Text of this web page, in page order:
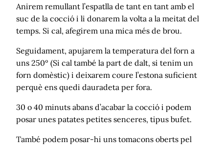
Anirem remullant l’espatlla de tant en tant amb el
suc de la cocció i li donarem la volta a la meitat del
temps. Si cal, afegirem una mica més de brou.
Seguidament, apujarem la temperatura del forn a
uns 250º (Si cal també la part de dalt, si tenim un
forn domèstic) i deixarem coure l’estona suficient
perquè ens quedi dauradeta per fora.
30 o 40 minuts abans d’acabar la cocció i podem
posar unes patates petites senceres, tipus bufet.
També podem posar-hi uns tomacons oberts pel